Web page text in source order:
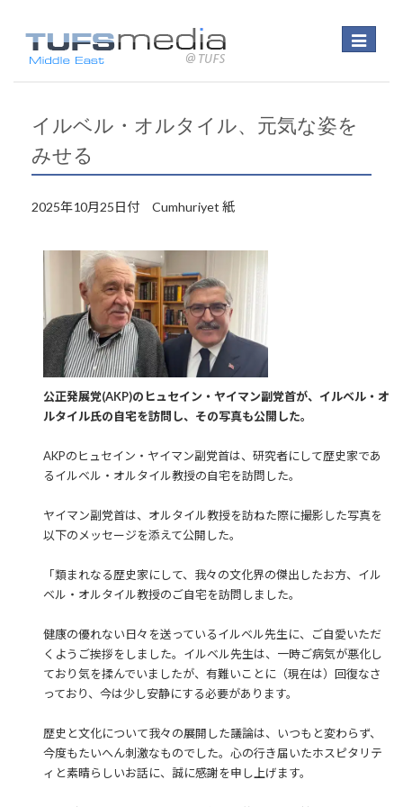
Toggle
イルベル・オルタイル、元気な姿を
みせる
2025年10月25日付 Cumhuriyet 紙
公正発展党(AKP)のヒュセイン・ヤイマン副党首が、イルベル・オ
ルタイル氏の自宅を訪問し、その写真も公開した。
AKPのヒュセイン・ヤイマン副党首は、研究者にして歴史家であ
るイルベル・オルタイル教授の自宅を訪問した。
ヤイマン副党首は、オルタイル教授を訪ねた際に撮影した写真を
以下のメッセージを添えて公開した。
「類まれなる歴史家にして、我々の文化界の傑出したお方、イル
ベル・オルタイル教授のご自宅を訪問しました。
健康の優れない日々を送っているイルベル先生に、ご自愛いただ
くようご挨拶をしました。イルベル先生は、一時ご病気が悪化し
ており気を揉んでいましたが、有難いことに（現在は）回復なさ
っており、今は少し安静にする必要があります。
歴史と文化について我々の展開した議論は、いつもと変わらず、
今度もたいへん刺激なものでした。心の行き届いたホスピタリテ
ィと素晴らしいお話に、誠に感謝を申し上げます。